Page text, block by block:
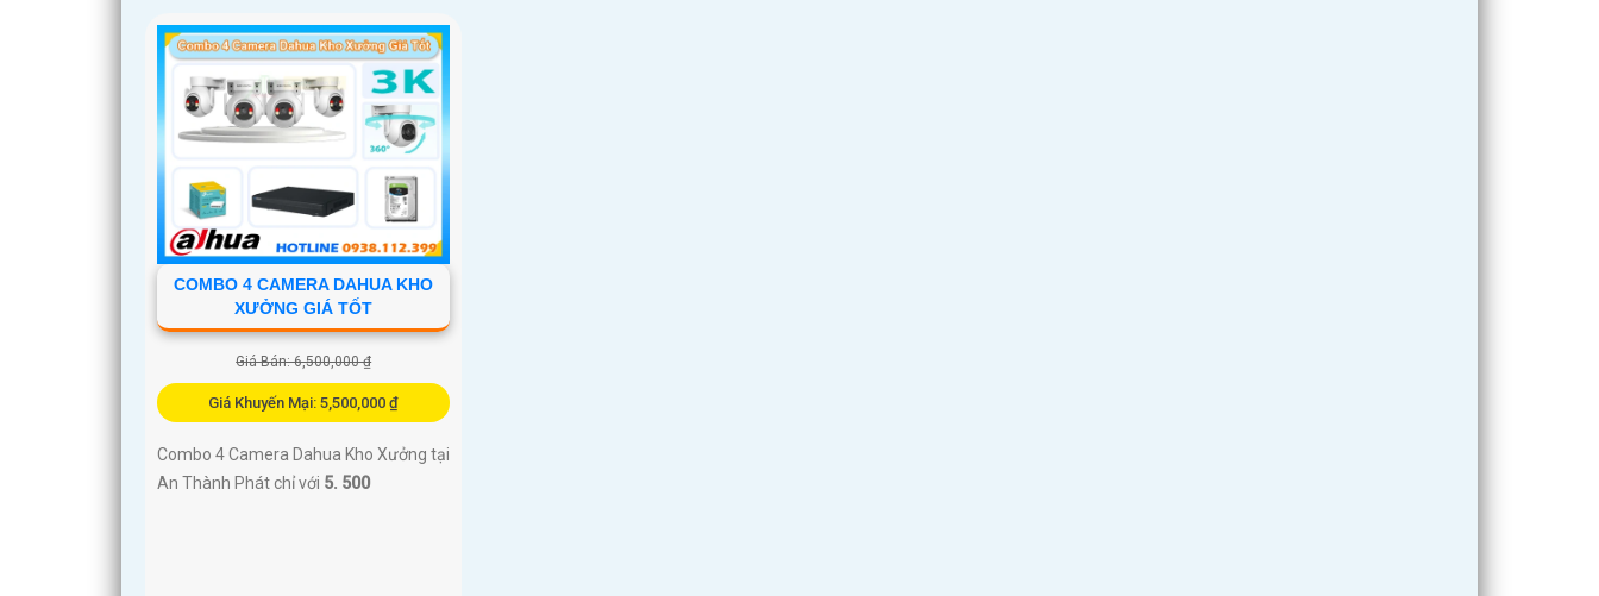
COMBO 4 CAMERA DAHUA KHO
XƯỞNG GIÁ TỐT
Giá Bán: 6,500,000 ₫
Giá Khuyến Mại: 5,500,000 ₫
Combo 4 Camera Dahua Kho Xưởng tại
An Thành Phát chỉ với 5. 500